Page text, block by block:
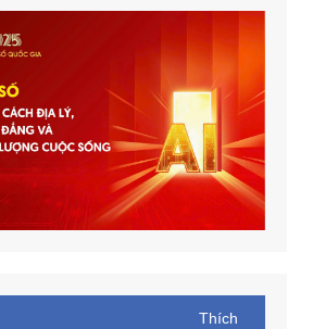
Thích